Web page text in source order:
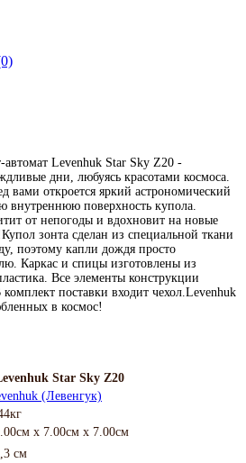
Levenhuk Star Sky Z20 -
дни, любуясь красотами космоса.
вами откроется яркий астрономический
внутреннюю поверхность купола.
от непогоды и вдохновит на новые
зонта сделан из специальной ткани
поэтому капли дождя просто
Каркас и спицы изготовлены из
Все элементы конструкции
поставки входит чехол.Levenhuk
в космос!
Star Sky Z20
(Левенгук)
x 7.00см x 7.00см
см